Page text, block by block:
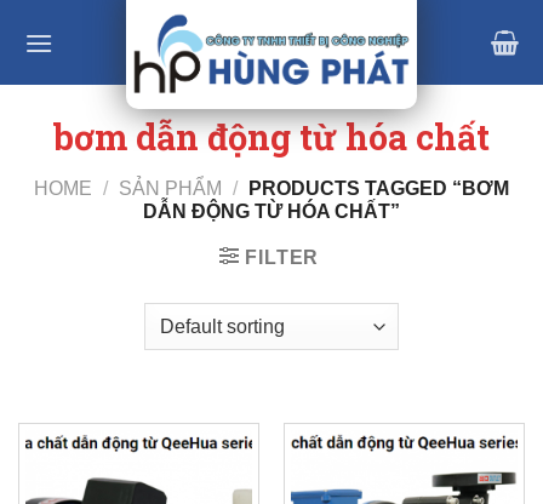
bơm dẫn động từ hóa chất
HOME / SẢN PHẨM /
PRODUCTS TAGGED “BƠM
DẪN ĐỘNG TỪ HÓA CHẤT”
FILTER